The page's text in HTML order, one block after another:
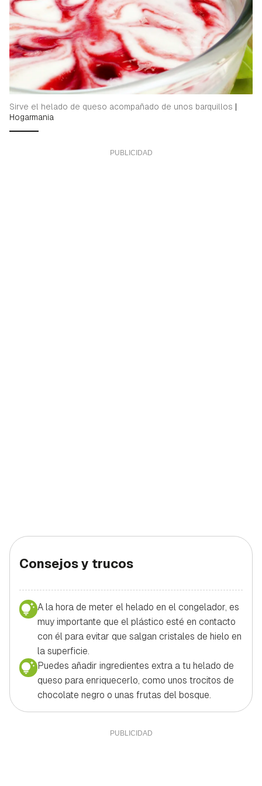
Sirve el helado de queso acompañado de unos barquillos |
Hogarmania
Consejos y trucos
A la hora de meter el helado en el congelador, es
muy importante que el plástico esté en contacto
con él para evitar que salgan cristales de hielo en
la superficie.
Puedes añadir ingredientes extra a tu helado de
queso para enriquecerlo, como unos trocitos de
chocolate negro o unas frutas del bosque.